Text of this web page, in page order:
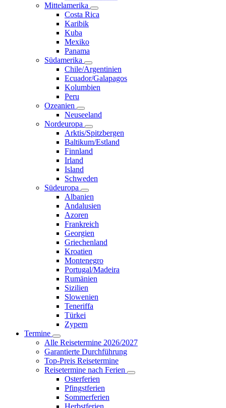
Mittelamerika
Costa Rica
Karibik
Kuba
Mexiko
Panama
Südamerika
Chile/Argentinien
Ecuador/Galapagos
Kolumbien
Peru
Ozeanien
Neuseeland
Nordeuropa
Arktis/Spitzbergen
Baltikum/Estland
Finnland
Irland
Island
Schweden
Südeuropa
Albanien
Andalusien
Azoren
Frankreich
Georgien
Griechenland
Kroatien
Montenegro
Portugal/Madeira
Rumänien
Sizilien
Slowenien
Teneriffa
Türkei
Zypern
Termine
Alle Reisetermine 2026/2027
Garantierte Durchführung
Top-Preis Reisetermine
Reisetermine nach Ferien
Osterferien
Pfingstferien
Sommerferien
Herbstferien